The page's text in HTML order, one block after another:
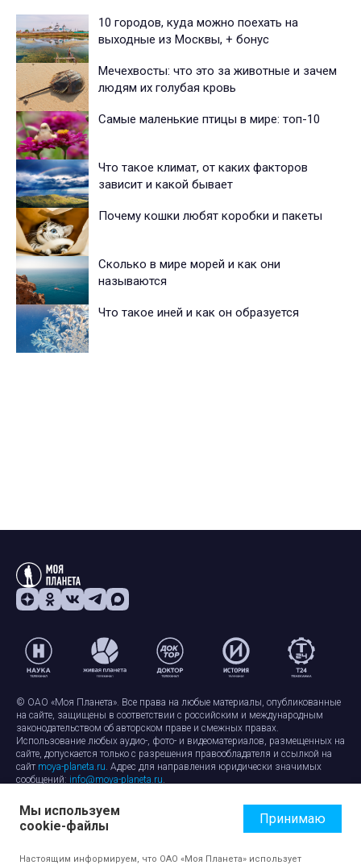
10 городов, куда можно поехать на
выходные из Москвы, + бонус
Мечехвосты: что это за животные и зачем
людям их голубая кровь
Самые маленькие птицы в мире: топ-10
Что такое климат, от каких факторов
зависит и какой бывает
Почему кошки любят коробки и пакеты
Сколько в мире морей и как они
называются
Что такое иней и как он образуется
© ОАО «Моя Планета». Все права на любые материалы, опубликованные
на сайте, защищены в соответствии с российским и международным
законодательством об авторском праве и смежных правах.
Использование любых аудио-, фото- и видеоматериалов, размещенных на
сайте, допускается только с разрешения правообладателя и ссылкой на
сайт moya-planeta.ru. Адрес для направления юридически значимых
сообщений: info@moya-planeta.ru.
Правила сайтаРабота с cookie-файлами
Защита персональных данных
Обработка персональных данных
Мы используем
cookie-файлы
Принимаю
Настоящим информируем, что ОАО «Моя Планета» использует